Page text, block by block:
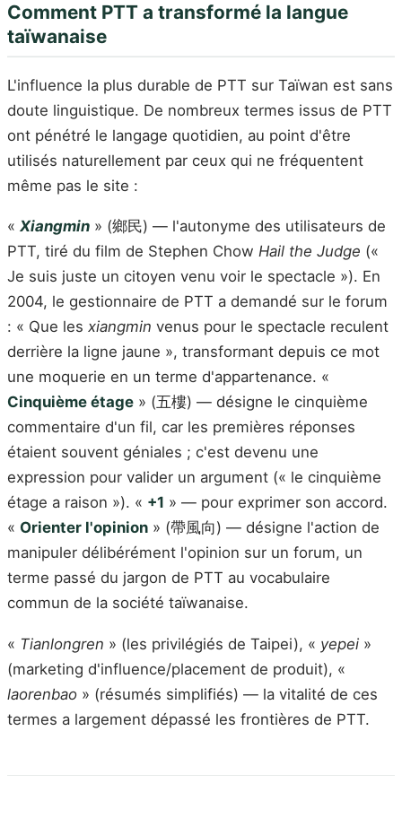
Comment PTT a transformé la langue
taïwanaise
L'influence la plus durable de PTT sur Taïwan est sans
doute linguistique. De nombreux termes issus de PTT
ont pénétré le langage quotidien, au point d'être
utilisés naturellement par ceux qui ne fréquentent
même pas le site :
« Xiangmin » (鄉民) — l'autonyme des utilisateurs de
PTT, tiré du film de Stephen Chow Hail the Judge («
Je suis juste un citoyen venu voir le spectacle »). En
2004, le gestionnaire de PTT a demandé sur le forum
: « Que les xiangmin venus pour le spectacle reculent
derrière la ligne jaune », transformant depuis ce mot
une moquerie en un terme d'appartenance. «
Cinquième étage » (五樓) — désigne le cinquième
commentaire d'un fil, car les premières réponses
étaient souvent géniales ; c'est devenu une
expression pour valider un argument (« le cinquième
étage a raison »). « +1 » — pour exprimer son accord.
« Orienter l'opinion » (帶風向) — désigne l'action de
manipuler délibérément l'opinion sur un forum, un
terme passé du jargon de PTT au vocabulaire
commun de la société taïwanaise.
« Tianlongren » (les privilégiés de Taipei), « yepei »
(marketing d'influence/placement de produit), «
laorenbao » (résumés simplifiés) — la vitalité de ces
termes a largement dépassé les frontières de PTT.